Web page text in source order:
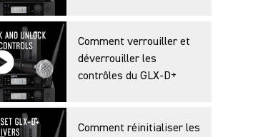
Comment verrouiller et
déverrouiller les
contrôles du GLX-D+
Comment réinitialiser les